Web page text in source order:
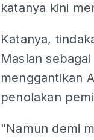
katanya kini
Katanya,
Maslan
menggantikan
penolakan
"Namun demi